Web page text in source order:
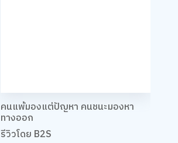
คนแพ้มองแต่ปัญหา คนชนะมองหา
ทางออก
รีวิวโดย B2S